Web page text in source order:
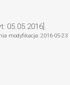
05.05.2016].
modyfikacja: 2016-05-23